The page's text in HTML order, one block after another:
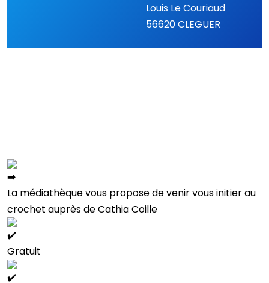
Louis Le Couriaud
56620 CLEGUER
La médiathèque vous propose de venir vous initier au
crochet auprès de Cathia Coille
Gratuit